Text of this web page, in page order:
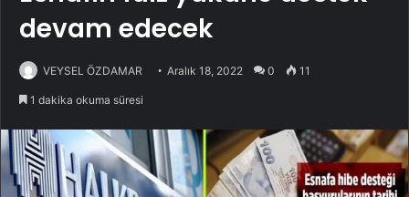
devam edecek
VEYSEL ÖZDAMAR Aralık 18, 2022 0 11
1 dakika okuma süresi